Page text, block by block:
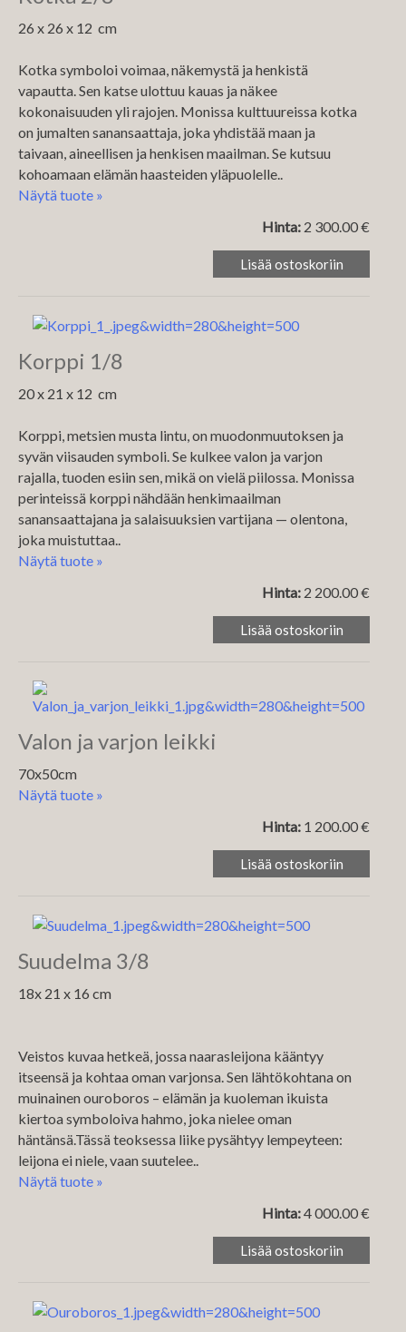
‏26 x 26 x 12 cm
Kotka symboloi voimaa, näkemystä ja henkistä
vapautta. Sen katse ulottuu kauas ja näkee
kokonaisuuden yli rajojen. Monissa kulttuureissa kotka
on jumalten sanansaattaja, joka yhdistää maan ja
taivaan, aineellisen ja henkisen maailman. Se kutsuu
kohoamaan elämän haasteiden yläpuolelle..
Näytä tuote »
Hinta: 2 300.00 €
Korppi 1/8
‏20 x 21 x 12 cm
Korppi, metsien musta lintu, on muodonmuutoksen ja
syvän viisauden symboli. Se kulkee valon ja varjon
rajalla, tuoden esiin sen, mikä on vielä piilossa. Monissa
perinteissä korppi nähdään henkimaailman
sanansaattajana ja salaisuuksien vartijana — olentona,
joka muistuttaa..
Näytä tuote »
Hinta: 2 200.00 €
Valon ja varjon leikki
70x50cm
Näytä tuote »
Hinta: 1 200.00 €
Suudelma 3/8
18x 21 x 16 cm
Veistos kuvaa hetkeä, jossa naarasleijona kääntyy
itseensä ja kohtaa oman varjonsa. Sen lähtökohtana on
muinainen ouroboros – elämän ja kuoleman ikuista
kiertoa symboloiva hahmo, joka nielee oman
häntänsä.Tässä teoksessa liike pysähtyy lempeyteen:
leijona ei niele, vaan suutelee..
Näytä tuote »
Hinta:4 000.00 €